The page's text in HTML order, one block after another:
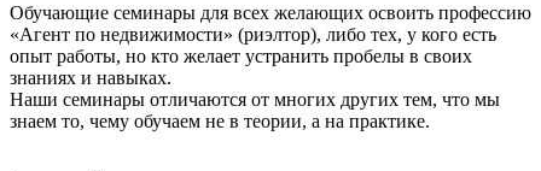
Обучающие семинары для всех желающих освоить профессию
«Агент по недвижимости» (риэлтор), либо тех, у кого есть
опыт работы, но кто желает устранить пробелы в своих
знаниях и навыках.
Наши семинары отличаются от многих других тем, что мы
знаем то, чему обучаем не в теории, а на практике.